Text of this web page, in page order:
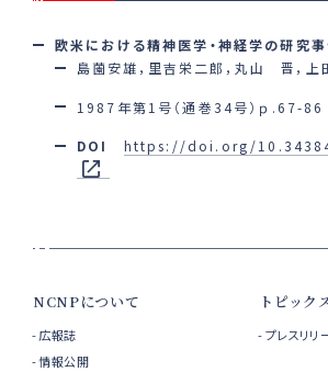
欧米における精神医学・神経学の研究
島薗安雄，里吉栄二郎，丸山 晋，
1987年第1号（通巻34号）ｐ.67-86
DOI https://doi.org/
NCNPについて
広報誌
情報公開
トピック
プレスリリ